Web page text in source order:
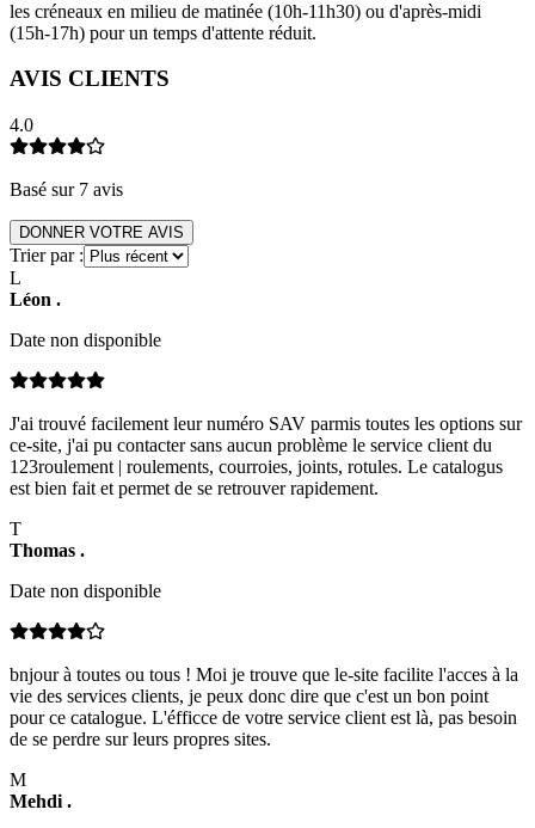
les créneaux en milieu de matinée (10h-11h30) ou d'après-midi
(15h-17h) pour un temps d'attente réduit.
AVIS CLIENTS
4.0
Basé sur 7 avis
DONNER VOTRE AVIS
Trier par :
L
Léon .
Date non disponible
J'ai trouvé facilement leur numéro SAV parmis toutes les options sur
ce-site, j'ai pu contacter sans aucun problème le service client du
123roulement | roulements, courroies, joints, rotules. Le catalogus
est bien fait et permet de se retrouver rapidement.
T
Thomas .
Date non disponible
bnjour à toutes ou tous ! Moi je trouve que le-site facilite l'acces à la
vie des services clients, je peux donc dire que c'est un bon point
pour ce catalogue. L'éfficce de votre service client est là, pas besoin
de se perdre sur leurs propres sites.
M
Mehdi .